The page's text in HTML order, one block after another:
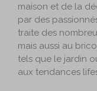
maison et de la
par des
traite des
mais aussi au
tels que le jardin
aux tendances